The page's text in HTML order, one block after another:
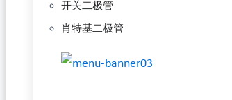
开关二极管
肖特基二极管